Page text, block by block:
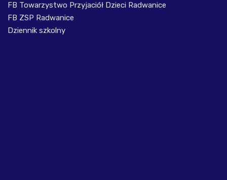
FB Towarzystwo Przyjaciół Dzieci Radwanice
FB ZSP Radwanice
Dziennik szkolny